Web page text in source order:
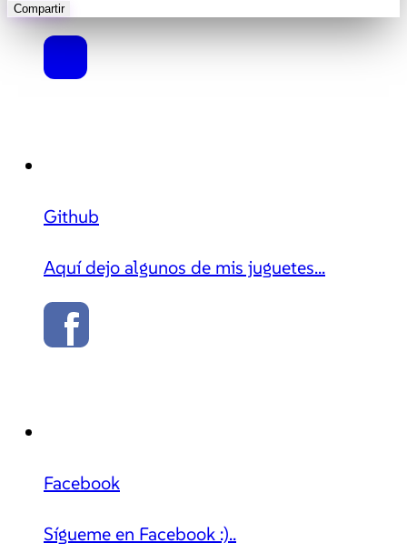
Compartir
Github
Aquí dejo algunos de mis juguetes...
Facebook
Sígueme en Facebook :)..